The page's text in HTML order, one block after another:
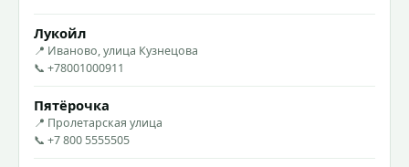
Лукойл
📍 Иваново, улица Кузнецова
📞 +78001000911
Пятёрочка
📍 Пролетарская улица
📞 +7 800 5555505